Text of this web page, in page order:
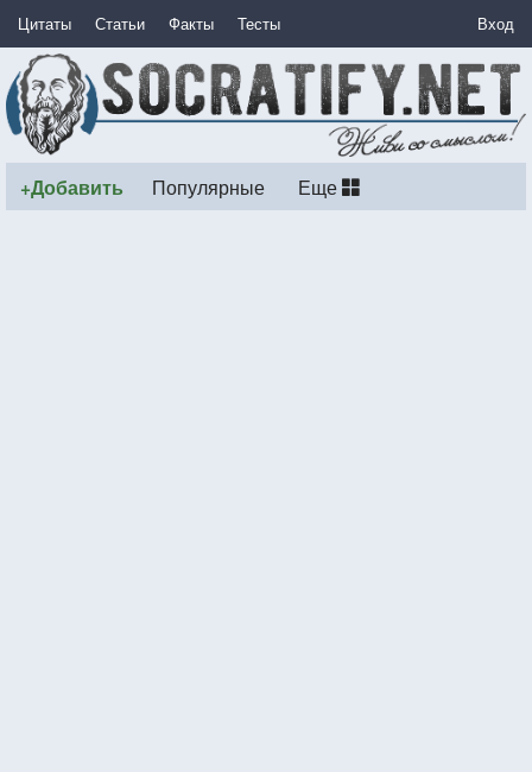
Цитаты Статьи Факты Тесты Вход
+Добавить Популярные Еще